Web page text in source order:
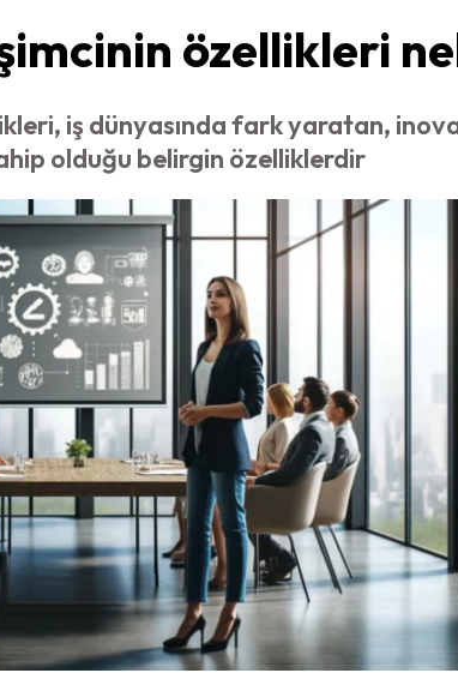
özellikleri
iş dünyasında fark yaratan,
olduğu belirgin özelliklerdir